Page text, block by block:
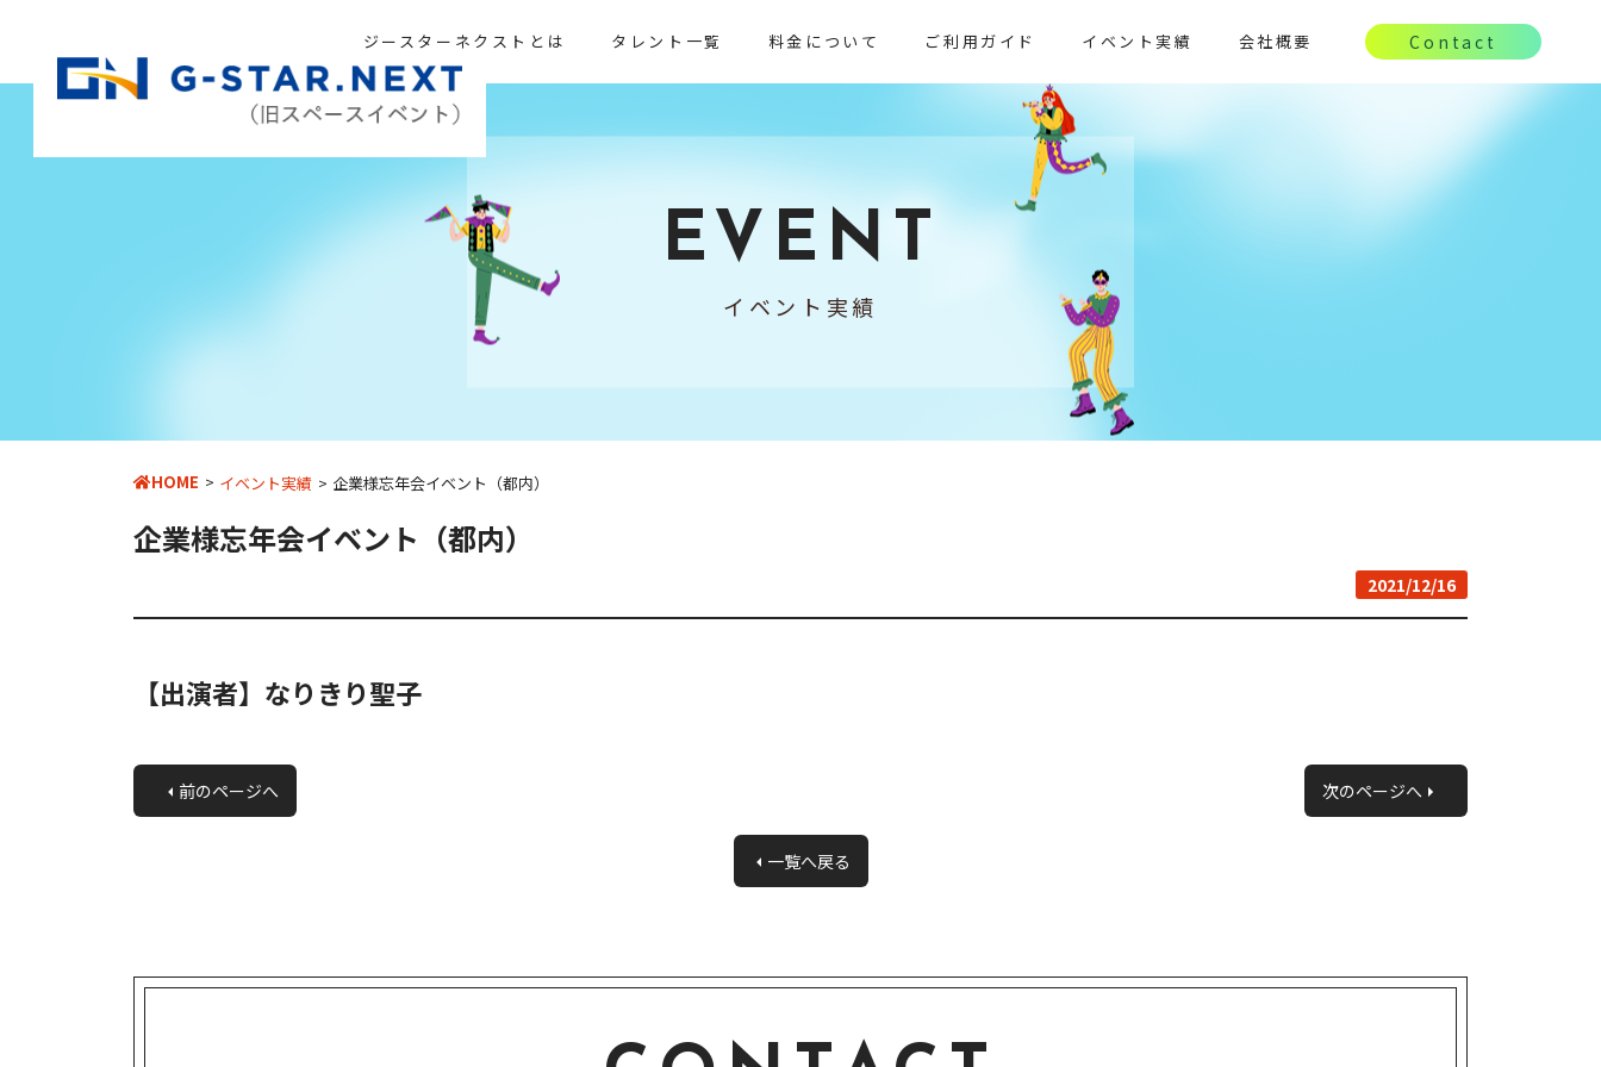
ジースターネクストとは タレント一覧 料金について ご利用ガイド イベント実績 会社概要 Contact
EVENT
イベント実績
HOME イベント実績 企業様忘年会イベント（都内）
企業様忘年会イベント（都内）
2021/12/16
【出演者】なりきり聖子
前のページへ 次のページへ
一覧へ戻る